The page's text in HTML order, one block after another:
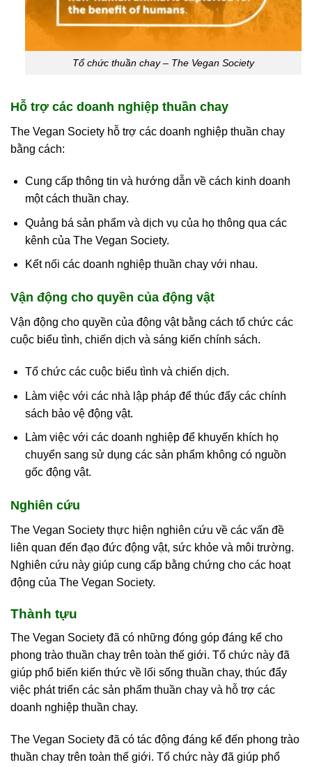
Tổ chức thuần chay – The Vegan Society
Hỗ trợ các doanh nghiệp thuần chay
The Vegan Society hỗ trợ các doanh nghiệp thuần chay
bằng cách:
Cung cấp thông tin và hướng dẫn về cách kinh doanh
một cách thuần chay.
Quảng bá sản phẩm và dịch vụ của họ thông qua các
kênh của The Vegan Society.
Kết nối các doanh nghiệp thuần chay với nhau.
Vận động cho quyền của động vật
Vận động cho quyền của động vật bằng cách tổ chức các
cuộc biểu tình, chiến dịch và sáng kiến chính sách.
Tổ chức các cuộc biểu tình và chiến dịch.
Làm việc với các nhà lập pháp để thúc đẩy các chính
sách bảo vệ động vật.
Làm việc với các doanh nghiệp để khuyến khích họ
chuyển sang sử dụng các sản phẩm không có nguồn
gốc động vật.
Nghiên cứu
The Vegan Society thực hiện nghiên cứu về các vấn đề
liên quan đến đạo đức động vật, sức khỏe và môi trường.
Nghiên cứu này giúp cung cấp bằng chứng cho các hoạt
động của The Vegan Society.
Thành tựu
The Vegan Society đã có những đóng góp đáng kể cho
phong trào thuần chay trên toàn thế giới. Tổ chức này đã
giúp phổ biến kiến thức về lối sống thuần chay, thúc đẩy
việc phát triển các sản phẩm thuần chay và hỗ trợ các
doanh nghiệp thuần chay.
The Vegan Society đã có tác động đáng kể đến phong trào
thuần chay trên toàn thế giới. Tổ chức này đã giúp phổ